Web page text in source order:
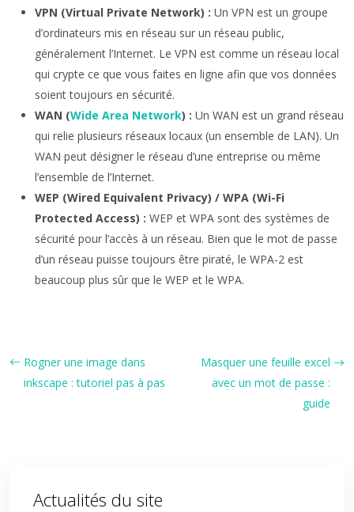
VPN (Virtual Private Network) : Un VPN est un groupe
d’ordinateurs mis en réseau sur un réseau public,
généralement l’Internet. Le VPN est comme un réseau local
qui crypte ce que vous faites en ligne afin que vos données
soient toujours en sécurité.
WAN (Wide Area Network) : Un WAN est un grand réseau
qui relie plusieurs réseaux locaux (un ensemble de LAN). Un
WAN peut désigner le réseau d’une entreprise ou même
l’ensemble de l’Internet.
WEP (Wired Equivalent Privacy) / WPA (Wi-Fi
Protected Access) : WEP et WPA sont des systèmes de
sécurité pour l’accès à un réseau. Bien que le mot de passe
d’un réseau puisse toujours être piraté, le WPA-2 est
beaucoup plus sûr que le WEP et le WPA.
Rogner une image dans
inkscape : tutoriel pas à pas
Masquer une feuille excel
avec un mot de passe :
guide
Actualités du site